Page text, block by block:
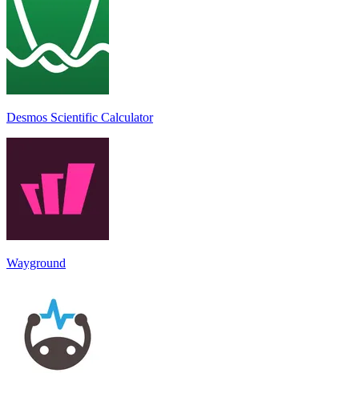
Desmos Scientific Calculator
Wayground